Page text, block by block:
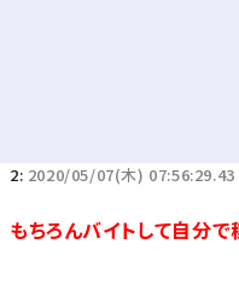
2: 2020/05/07(木)
もちろんバイトして自分